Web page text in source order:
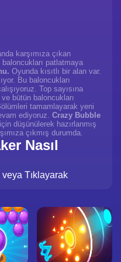
karşımıza çıkan
patlatmaya
Oyunda kısıtlı bir alan var.
Bu baloncukları
Top sayısına
bütün baloncukları
tamamlayarak yeni
ediyoruz. Crazy Bubble
düşünülerek hazırlanmış
çıkmış durumda.
Nasıl
Tıklayarak